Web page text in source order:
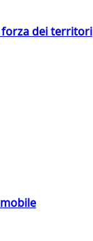
forza dei territori